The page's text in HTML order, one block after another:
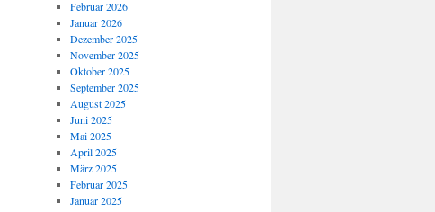
Februar 2026
Januar 2026
Dezember 2025
November 2025
Oktober 2025
September 2025
August 2025
Juni 2025
Mai 2025
April 2025
März 2025
Februar 2025
Januar 2025